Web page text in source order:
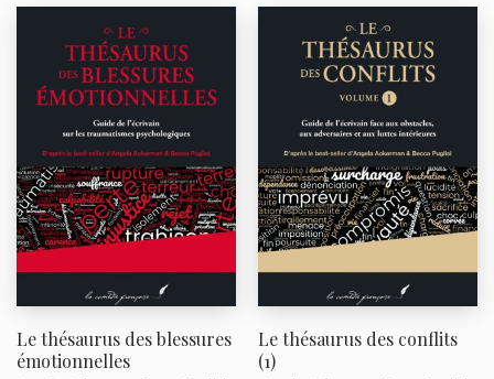
Le thésaurus des blessures
émotionnelles
Le thésaurus des conflits
(1)